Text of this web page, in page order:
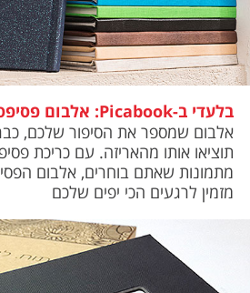
בלעדי ב-Picabook: אלבום פסיפס
אלבום שמספר את הסיפור שלכם,
תוציאו אותו מהאריזה. עם כריכת
מתמונות שאתם בוחרים, אלבום
מזמין לרגעים הכי יפים שלכם